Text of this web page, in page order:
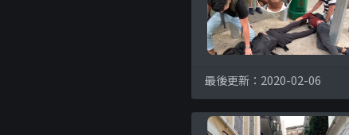
最後更新：2020-02-06